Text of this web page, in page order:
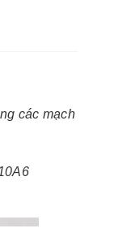
các mạch